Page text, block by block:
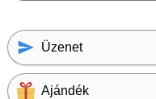
Üzenet
Ajándék